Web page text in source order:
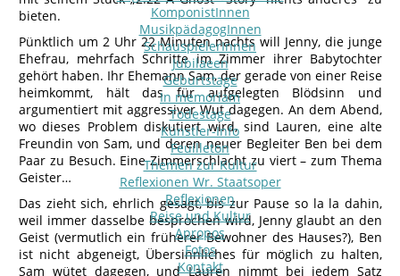
KomponistInnen
MusikpädagogInnen
SchauspielerInnen
Jubilaeen
Geburtstage
In memoriam
Todestage
Künstler-Info
Feuilleton
Themen zur Kultur
Reflexionen Wr. Staatsoper
Reflexionen
Reise und Kultur
Apropos
Fotos
Kontakt
bieten.
Pünktlich um 2 Uhr 22 Minuten nachts will Jenny, die junge
Ehefrau, mehrfach Schritte im Zimmer ihrer Babytochter
gehört haben. Ihr Ehemann Sam, der gerade von einer Reise
heimkommt, hält das für aufgelegten Blödsinn und
argumentiert mit aggressiver Wut dagegen. An dem Abend,
wo dieses Problem diskutiert wird, sind Lauren, eine alte
Freundin von Sam, und deren neuer Begleiter Ben bei dem
Paar zu Besuch. Eine Zimmerschlacht zu viert – zum Thema
Geister…
Das zieht sich, ehrlich gesagt, bis zur Pause so la la dahin,
weil immer dasselbe besprochen wird, Jenny glaubt an den
Geist (vermutlich ein früherer Bewohner des Hauses?), Ben
ist nicht abgeneigt, Übersinnliches für möglich zu halten,
Sam wütet dagegen, und Lauren nimmt bei jedem Satz